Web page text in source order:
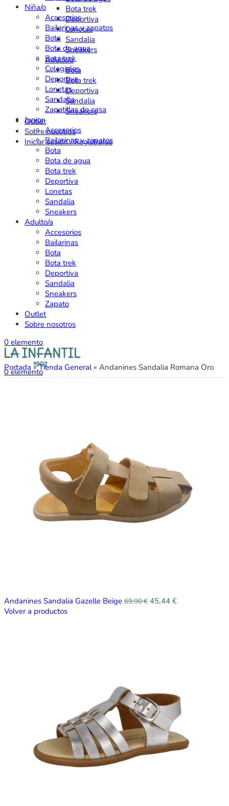
Niña/o
Accesorios
Bailarinas y zapatos
Bota
Bota de agua
Bota trek
Colegiales
Deportiva
Lonetas
Sandalia
Zapatillas de casa
Junior
Accesorios
Bailarinas y zapatos
Bota
Bota de agua
Bota trek
Deportiva
Lonetas
Sandalia
Sneakers
Adulto/a
Accesorios
Bailarinas
Bota
Bota trek
Deportiva
Sandalia
Sneakers
Zapato
Outlet
Sobre nosotros
0 elemento
0elemento
Portada »Tienda General» Andanines Sandalia Romana Oro
Andanines Sandalia Gazelle Beige 69,90€ 45,44 €
Volver a productos
Bota trek
Deportiva
Lonetas
Sandalia
Sneakers
Adulto/a
Bota
Bota trek
Deportiva
Sandalia
Sneakers
Outlet
Sobre nosotros
Iniciar sesión / Registrarse